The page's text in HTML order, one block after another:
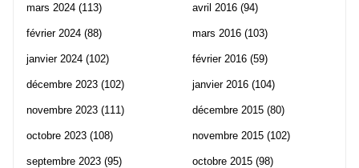
mars 2024 (113)
février 2024 (88)
janvier 2024 (102)
décembre 2023 (102)
novembre 2023 (111)
octobre 2023 (108)
septembre 2023 (95)
avril 2016 (94)
mars 2016 (103)
février 2016 (59)
janvier 2016 (104)
décembre 2015 (80)
novembre 2015 (102)
octobre 2015 (98)